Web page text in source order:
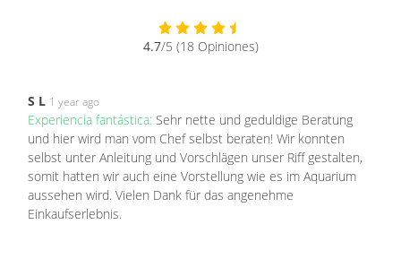
4.7/5 (18 Opiniones)
S L 1 year ago
Experiencia fantástica: Sehr nette und geduldige Beratung
und hier wird man vom Chef selbst beraten! Wir konnten
selbst unter Anleitung und Vorschlägen unser Riff gestalten,
somit hatten wir auch eine Vorstellung wie es im Aquarium
aussehen wird. Vielen Dank für das angenehme
Einkaufserlebnis.